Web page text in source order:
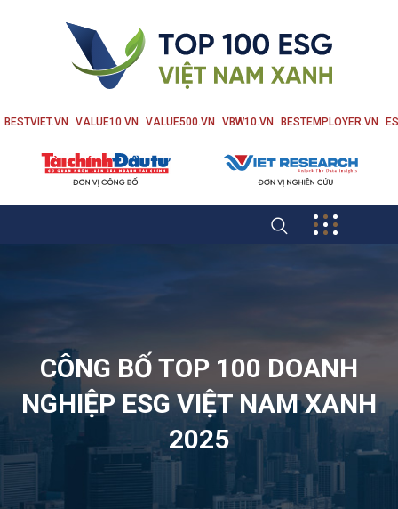
BESTVIET.VN VALUE10.VN VALUE500.VN VBW10.VN BESTEMPLOYER.VN
CÔNG BỐ TOP 100 DOANH
NGHIỆP ESG VIỆT NAM XANH
2025